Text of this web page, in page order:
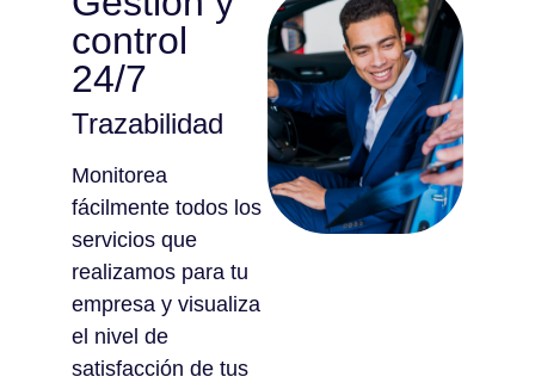
control
24/7
Trazabilidad
Monitorea
fácilmente todos los
servicios que
realizamos para tu
empresa y visualiza
el nivel de
satisfacción de tus